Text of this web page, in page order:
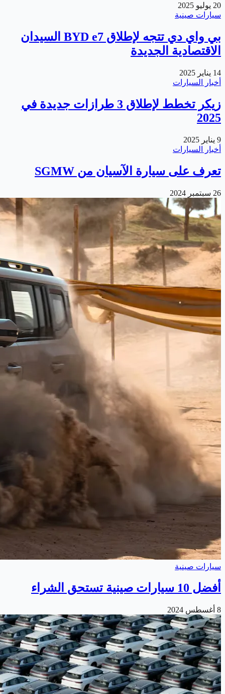
20 يوليو 2025
سيارات صينية
بي واي دي تتجه لإطلاق BYD e7 السيدان
الاقتصادية الجديدة
14 يناير 2025
أخبار السيارات
زيكر تخطط لإطلاق 3 طرازات جديدة في
2025
9 يناير 2025
أخبار السيارات
تعرف على سيارة الآسيان من SGMW
26 سبتمبر 2024
سيارات صينية
أفضل 10 سيارات صينية تستحق الشراء
8 أغسطس 2024